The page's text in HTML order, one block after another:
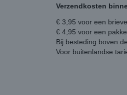
Verzendkosten
€ 3,95 voor een
€ 4,95 voor een
Bij besteding boven
Voor buitenlandse